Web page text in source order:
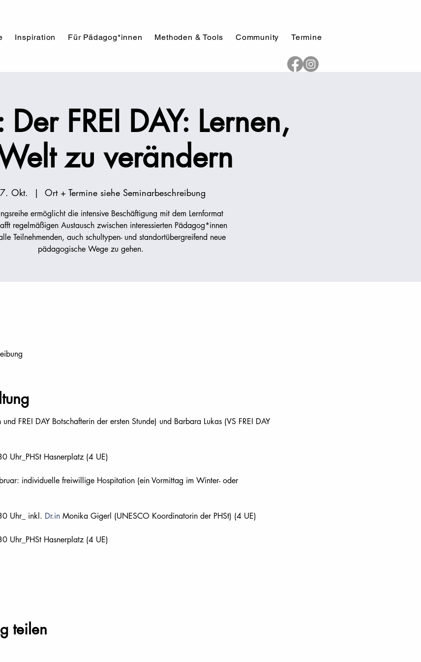
Inspiration Für Pädagog*innen Methoden & Tools Community Termine
Der FREI DAY: Lernen,
zu verändern
Okt.
  |
Ort + Termine siehe Seminarbeschreibung
ermöglicht die intensive Beschäftigung mit dem Lernformat
regelmäßigen Austausch zwischen interessierten Pädagog*innen
Teilnehmenden, auch schultypen- und standortübergreifend neue
pädagogische Wege zu gehen.
FREI DAY Botschafterin der ersten Stunde) und Barbara Lukas (VS FREI DAY
Hasnerplatz (4 UE)
individuelle freiwillige Hospitation (ein Vormittag im Winter- oder
Uhr_ inkl. Dr.in Monika Gigerl (UNESCO Koordinatorin der PHSt) (4 UE)
Hasnerplatz (4 UE)
teilen